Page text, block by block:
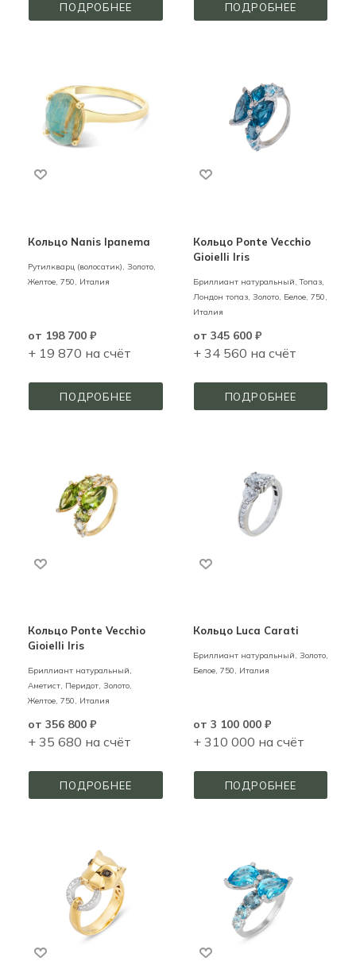
ПОДРОБНЕЕ ПОДРОБНЕЕ
Кольцо Nanis Ipanema
Рутилкварц (волосатик), Золото,
Желтое, 750, Италия
от 198 700 ₽
+ 19 870 на счёт
ПОДРОБНЕЕ
Кольцо Ponte Vecchio
Gioielli Iris
Бриллиант натуральный, Топаз,
Лондон топаз, Золото, Белое, 750,
Италия
от 345 600 ₽
+ 34 560 на счёт
ПОДРОБНЕЕ
Кольцо Ponte Vecchio
Gioielli Iris
Бриллиант натуральный,
Аметист, Перидот, Золото,
Желтое, 750, Италия
от 356 800 ₽
+ 35 680 на счёт
ПОДРОБНЕЕ
Кольцо Luca Carati
Бриллиант натуральный, Золото,
Белое, 750, Италия
от 3 100 000 ₽
+ 310 000 на счёт
ПОДРОБНЕЕ